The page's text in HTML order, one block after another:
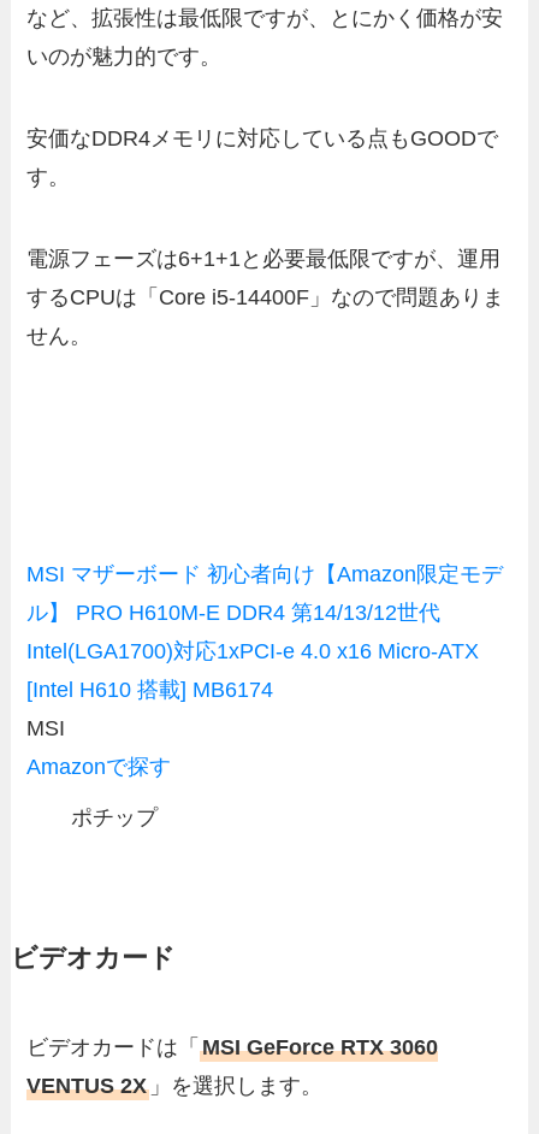
など、拡張性は最低限ですが、とにかく価格が安
いのが魅力的です。
安価なDDR4メモリに対応している点もGOODで
す。
電源フェーズは6+1+1と必要最低限ですが、運用
するCPUは「Core i5-14400F」なので問題ありま
せん。
MSI マザーボード 初心者向け【Amazon限定モデ
ル】 PRO H610M-E DDR4 第14/13/12世代
Intel(LGA1700)対応1xPCI-e 4.0 x16 Micro-ATX
[Intel H610 搭載] MB6174
MSI
Amazonで探す
ポチップ
ビデオカード
ビデオカードは「MSI GeForce RTX 3060
VENTUS 2X 」を選択します。